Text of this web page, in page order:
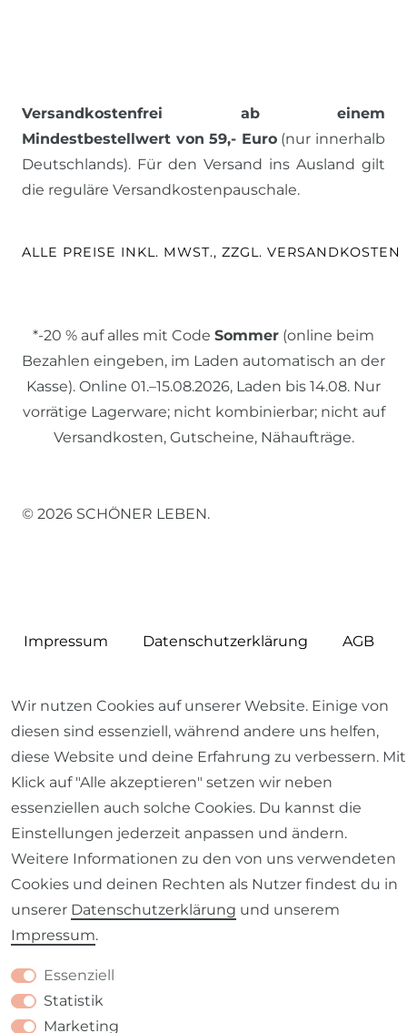
Versandkostenfrei ab einem
Mindestbestellwert von 59,- Euro(nur innerhalb
Deutschlands). Für den Versand ins Ausland gilt
die reguläre Versandkostenpauschale.
ALLE PREISE INKL. MWST., ZZGL. VERSANDKOSTEN
*-20 % auf alles mit Code Sommer (online beim
Bezahlen eingeben, im Laden automatisch an der
Kasse). Online 01.–15.08.2026, Laden bis 14.08. Nur
vorrätige Lagerware; nicht kombinierbar; nicht auf
Versandkosten, Gutscheine, Nähaufträge.
© 2026 SCHÖNER LEBEN.
Impressum Daten­schutz­erklärung AGB
Barrierefreiheitserklärung Widerrufs­recht
VERTRAG WIDERRUFEN Kontakt
Wir nutzen Cookies auf unserer Website. Einige von
diesen sind essenziell, während andere uns helfen,
diese Website und deine Erfahrung zu verbessern. Mit
Klick auf "Alle akzeptieren" setzen wir neben
essenziellen auch solche Cookies. Du kannst die
Einstellungen jederzeit anpassen und ändern.
Weitere Informationen zu den von uns verwendeten
Cookies und deinen Rechten als Nutzer findest du in
unserer Daten­schutz­erklärung und unserem
Impressum.
Essenziell
Statistik
Marketing